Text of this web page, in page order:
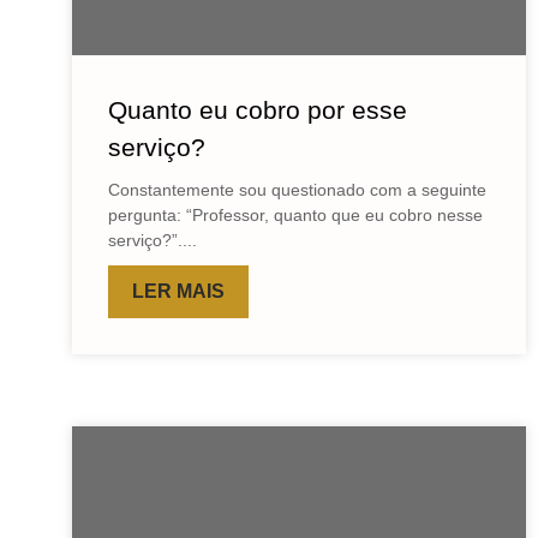
Quanto eu cobro por esse
serviço?
Constantemente sou questionado com a seguinte
pergunta: “Professor, quanto que eu cobro nesse
serviço?”....
LER MAIS